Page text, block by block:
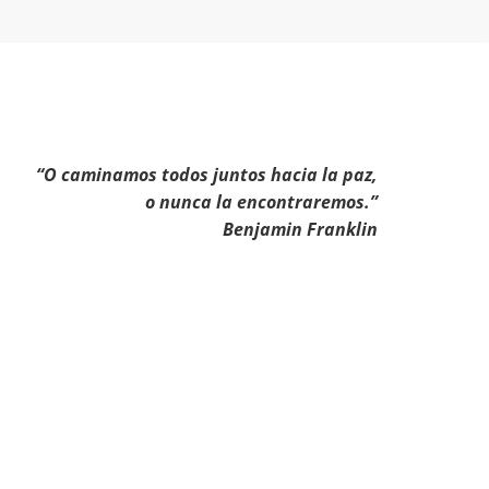
“O caminamos todos juntos hacia la paz,
o nunca la encontraremos.”
Benjamin Franklin